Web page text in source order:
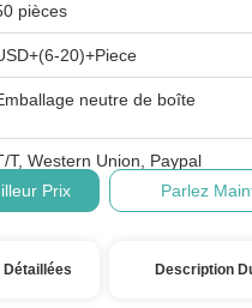
pièces
20)+Piece
neutre de boîte
T, Western Union, Paypal
Prix
Parlez
Détaillées Description